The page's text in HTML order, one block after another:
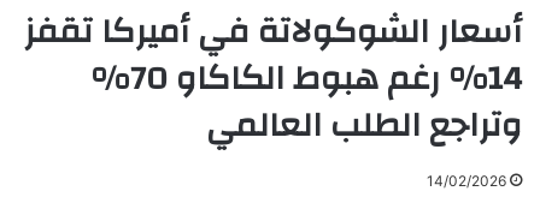
أسعار الشوكولاتة في أميركا تقفز
14% رغم هبوط الكاكاو 70%
وتراجع الطلب العالمي
14/02/2026